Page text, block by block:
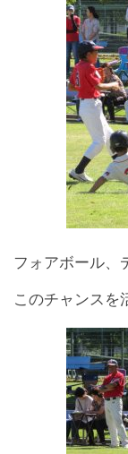
フォアボール、
このチャンスを